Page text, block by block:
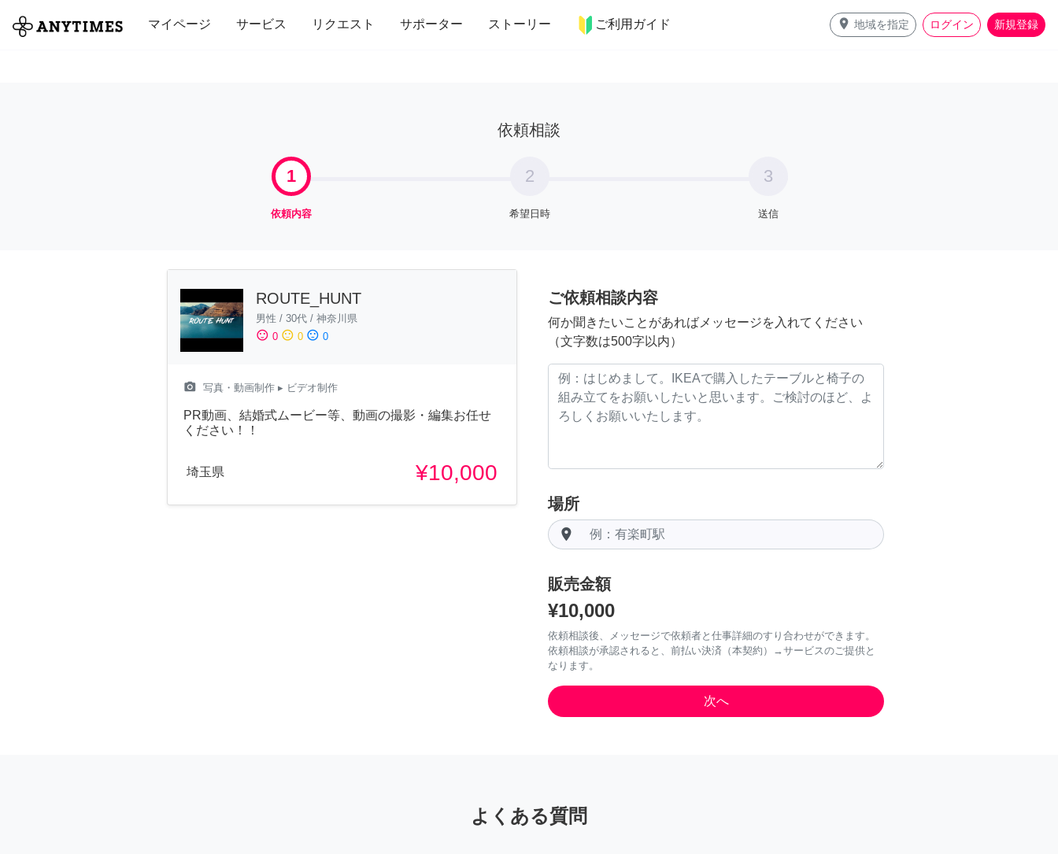
マイページ サービス リクエスト サポーター ストーリー ご利用ガイド place 地域を指定 ログイン 新規登録
全て 修理・組立 家事 引っ越し インテリア 趣味・習い事 ペット 料理
依頼相談
1
依頼内容
2
希望日時
3
送信
ROUTE_HUNT
男性 / 30代 / 神奈川県
sentiment_satisfied 0 sentiment_neutral 0 sentiment_dissatisfied 0
camera_alt 写真・動画制作 ▸ ビデオ制作
PR動画、結婚式ムービー等、動画の撮影・編集お任せ
ください！！
埼玉県 ¥10,000
ご依頼相談内容
何か聞きたいことがあればメッセージを入れてください
（文字数は500字以内）
場所
room
販売金額
¥10,000
依頼相談後、メッセージで依頼者と仕事詳細のすり合わせができます。
依頼相談が承認されると、前払い決済（本契約）→サービスのご提供と
なります。
よくある質問